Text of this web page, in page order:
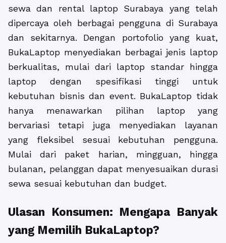
sewa dan rental laptop Surabaya yang telah
dipercaya oleh berbagai pengguna di Surabaya
dan sekitarnya. Dengan portofolio yang kuat,
BukaLaptop menyediakan berbagai jenis laptop
berkualitas, mulai dari laptop standar hingga
laptop dengan spesifikasi tinggi untuk
kebutuhan bisnis dan event. BukaLaptop tidak
hanya menawarkan pilihan laptop yang
bervariasi tetapi juga menyediakan layanan
yang fleksibel sesuai kebutuhan pengguna.
Mulai dari paket harian, mingguan, hingga
bulanan, pelanggan dapat menyesuaikan durasi
sewa sesuai kebutuhan dan budget.
Ulasan Konsumen: Mengapa Banyak
yang Memilih BukaLaptop?